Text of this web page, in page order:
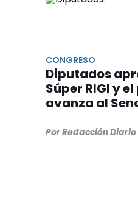
CONGRESO
Diputados
Súper RIGI y
avanza al
Por Redacción